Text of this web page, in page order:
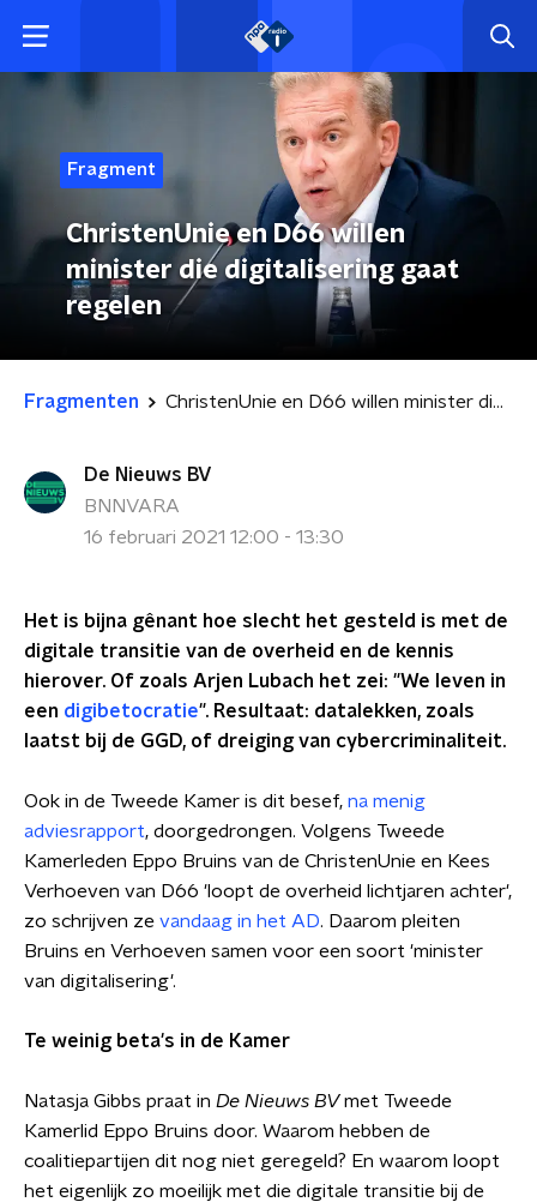
Fragment
ChristenUnie en D66 willen
minister die digitalisering gaat
regelen
Fragmenten ChristenUnie en D66 willen minister die digitalisering gaat regelen
De Nieuws BV
BNNVARA
16 februari 2021 12:00 - 13:30
Het is bijna gênant hoe slecht het gesteld is met de
digitale transitie van de overheid en de kennis
hierover. Of zoals Arjen Lubach het zei: "We leven in
een digibetocratie". Resultaat: datalekken, zoals
laatst bij de GGD, of dreiging van cybercriminaliteit.
Ook in de Tweede Kamer is dit besef, na menig
adviesrapport, doorgedrongen. Volgens Tweede
Kamerleden Eppo Bruins van de ChristenUnie en Kees
Verhoeven van D66 'loopt de overheid lichtjaren achter',
zo schrijven ze vandaag in het AD. Daarom pleiten
Bruins en Verhoeven samen voor een soort 'minister
van digitalisering'.
Te weinig beta's in de Kamer
Natasja Gibbs praat in De Nieuws BVmet Tweede
Kamerlid Eppo Bruins door. Waarom hebben de
coalitiepartijen dit nog niet geregeld? En waarom loopt
het eigenlijk zo moeilijk met die digitale transitie bij de